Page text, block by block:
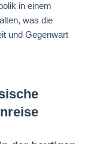
in einem
was die
und Gegenwart